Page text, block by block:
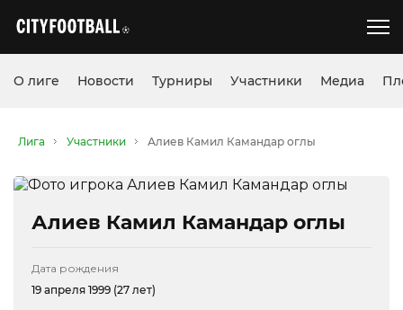
О лиге Новости Турниры Участники Медиа
Лига Участники Алиев Камил Камандар оглы
Алиев Камил Камандар оглы
Дата рождения
19 апреля 1999 (27 лет)